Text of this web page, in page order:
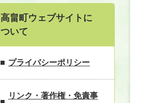
高畠町ウェブサイトに
ついて
プライバシーポリシー
リンク・著作権・免責事